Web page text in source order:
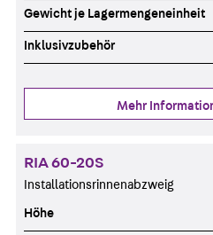
Gewicht je Lagermengeneinheit
Inklusivzubehör
Mehr
RIA 60-20S
Installationsrinnenabzweig
Höhe